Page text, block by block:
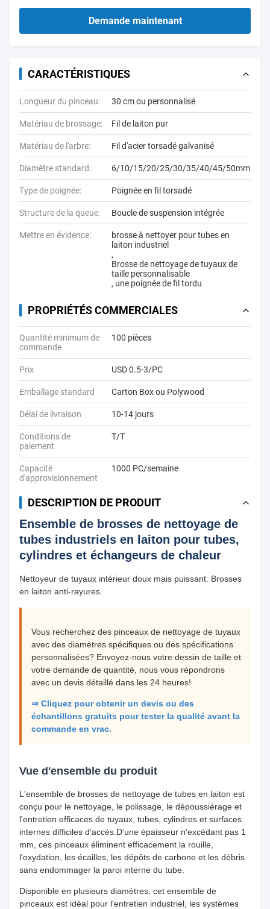
Demande maintenant
CARACTÉRISTIQUES
Longueur du pinceau: 30 cm ou personnalisé
Matériau de brossage: Fil de laiton pur
Matériau de l'arbre: Fil d'acier torsadé galvanisé
Diamètre standard: 6/10/15/20/25/30/35/40/45/50mm
Type de poignée: Poignée en fil torsadé
Structure de la queue: Boucle de suspension intégrée
Mettre en évidence:
brosse à nettoyer pour tubes en
laiton industriel
,
Brosse de nettoyage de tuyaux de
taille personnalisable
, une poignée de fil tordu
PROPRIÉTÉS COMMERCIALES
Quantité minimum de
commande
100 pièces
Prix USD 0.5-3/PC
Emballage standard Carton Box ou Polywood
Délai de livraison 10-14 jours
Conditions de
paiement
T/T
Capacité
d'approvisionnement
1000 PC/semaine
DESCRIPTION DE PRODUIT
Ensemble de brosses de nettoyage de
tubes industriels en laiton pour tubes,
cylindres et échangeurs de chaleur
Nettoyeur de tuyaux intérieur doux mais puissant. Brosses
en laiton anti-rayures.
Vous recherchez des pinceaux de nettoyage de tuyaux
avec des diamètres spécifiques ou des spécifications
personnalisées? Envoyez-nous votre dessin de taille et
votre demande de quantité, nous vous répondrons
avec un devis détaillé dans les 24 heures!
⇒ Cliquez pour obtenir un devis ou des
échantillons gratuits pour tester la qualité avant la
commande en vrac.
Vue d'ensemble du produit
L'ensemble de brosses de nettoyage de tubes en laiton est
conçu pour le nettoyage, le polissage, le dépoussiérage et
l'entretien efficaces de tuyaux, tubes, cylindres et surfaces
internes difficiles d'accès.D'une épaisseur n'excédant pas 1
mm, ces pinceaux éliminent efficacement la rouille,
l'oxydation, les écailles, les dépôts de carbone et les débris
sans endommager la paroi interne du tube.
Disponible en plusieurs diamètres, cet ensemble de
pinceaux est idéal pour l'entretien industriel, les systèmes